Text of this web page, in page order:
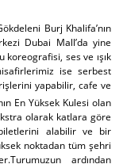
Burj Khalifa’nın
Dubai Mall’da yine
koreografisi, ses ve ışık
ise serbest
yapabilir, cafe ve
En Yüksek Kulesi olan
olarak katlara göre
alabilir ve bir
noktadan tüm şehri
ardından